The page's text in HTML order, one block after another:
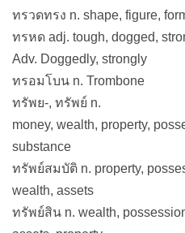
ทรวดทรง n. shape, figure,
ทรหด adj. tough, dogged,
Adv. Doggedly, strongly
ทรอมโบน n. Trombone
ทรัพย-, ทรัพย์ n.
money, wealth, property,
substance
ทรัพย์สมบัติ n. property,
wealth, assets
ทรัพย์สิน n. wealth,